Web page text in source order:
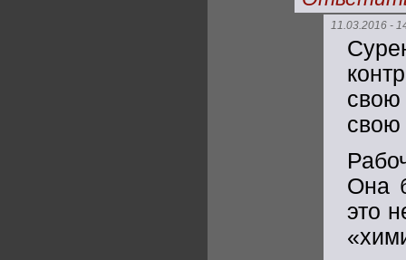
11.03.2016 -
свою
свою
Она
это